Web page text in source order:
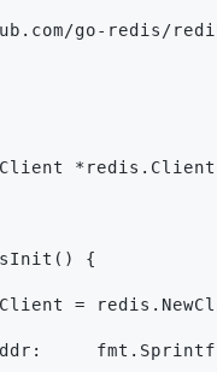
go-redis/
*redis.Client
{
=